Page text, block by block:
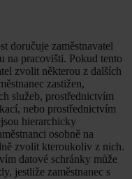
doručuje zaměstnavatel
na pracovišti. Pokud tento
zvolit některou z dalších
zastižen,
služeb, prostřednictvím
nebo prostřednictvím
hierarchicky
osobně na
zvolit kteroukoliv z nich.
datové schránky může
jestliže zaměstnanec s